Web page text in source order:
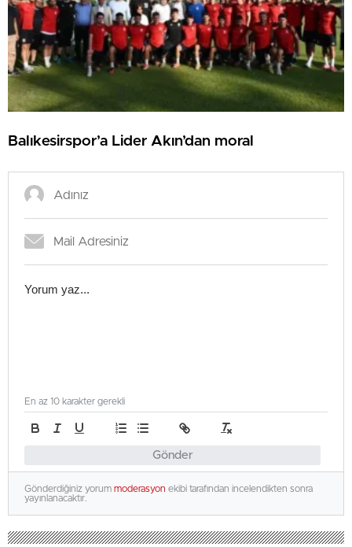
Balıkesirspor’a Lider Akın’dan moral
Gönder
En az 10 karakter gerekli
Gönderdiğiniz yorum moderasyon ekibi tarafından incelendikten sonra
yayınlanacaktır.